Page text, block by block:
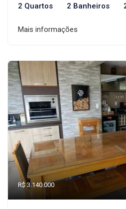
2 Quartos 2 Banheiros
Mais informações
R$ 3.140.000